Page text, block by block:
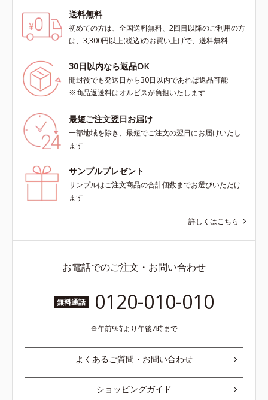
送料無料
初めての方は、全国送料無料、2回目以降のご利用の方
は、3,300円以上(税込)のお買い上げで、送料無料
30日以内なら返品OK
開封後でも発送日から30日以内であれば返品可能
※商品返送料はオルビスが負担いたします
最短ご注文翌日お届け
一部地域を除き、最短でご注文の翌日にお届けいたし
ます
サンプルプレゼント
サンプルはご注文商品の合計個数までお選びいただけ
ます
詳しくはこちら
お電話でのご注文・お問い合わせ
無料通話 0120-010-010
午前9時より午後7時まで
よくあるご質問・お問い合わせ
ショッピングガイド